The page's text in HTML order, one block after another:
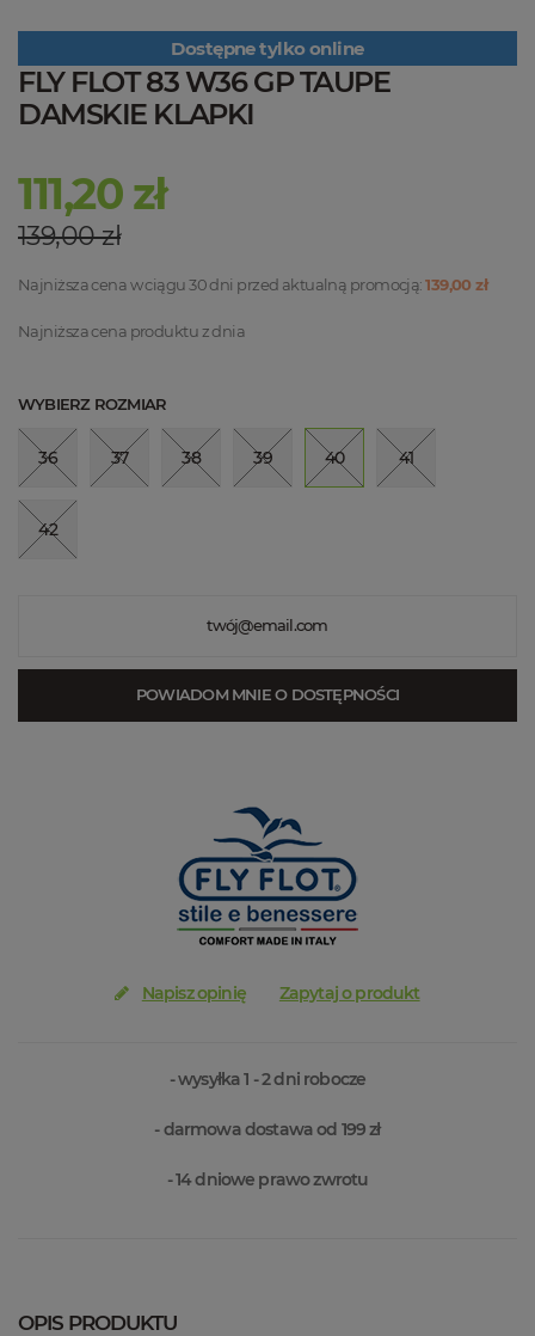
Dostępne tylko online
FLY FLOT 83 W36 GP TAUPE
DAMSKIE KLAPKI
111,20 zł
139,00 zł
Najniższa cena w ciągu 30 dni przed aktualną promocją:139,00 zł
Najniższa cena produktu z dnia
WYBIERZ ROZMIAR
36 37 38 39 40 41
42
POWIADOM MNIE O DOSTĘPNOŚCI
Napisz opinię Zapytaj o produkt
- wysyłka 1 - 2 dni robocze
- darmowa dostawa od 199 zł
- 14 dniowe prawo zwrotu
OPIS PRODUKTU